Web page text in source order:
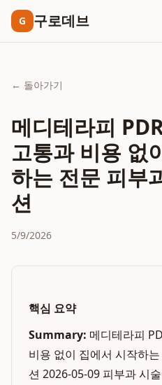
G 구로데브
← 돌아가기
메디테라피
고통과 비용 없
하는 전문 피부
션
5/9/2026
핵심 요약
Summary: 메디테라피
비용 없이 집에서 시작하
션 2026-05-09 피부과 시